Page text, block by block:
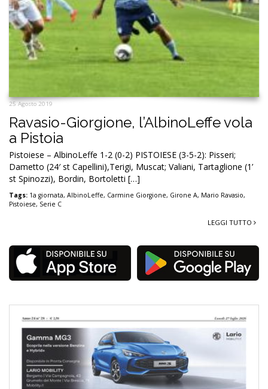
25 Agosto 2019
Ravasio-Giorgione, l’AlbinoLeffe vola
a Pistoia
Pistoiese – AlbinoLeffe 1-2 (0-2) PISTOIESE (3-5-2): Pisseri;
Dametto (24′ st Capellini),Terigi, Muscat; Valiani, Tartaglione (1’
st Spinozzi), Bordin, Bortoletti […]
Tags: 1a giornata, AlbinoLeffe, Carmine Giorgione, Girone A, Mario Ravasio,
Pistoiese, Serie C
LEGGI TUTTO